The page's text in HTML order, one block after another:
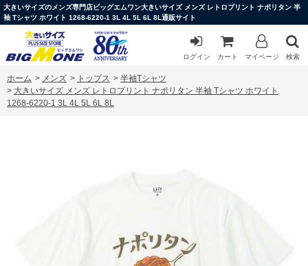
大きいサイズのメンズ専門店ビッグエムワン大きいサイズ メンズ レトロプリント ナポリタン 半
袖 Tシャツ ホワイト 1268-6220-1 3L 4L 5L 6L 8L通販サイト
ログイン カート マイページ 検索
ホーム > メンズ > トップス > 半袖Tシャツ
> 大きいサイズ メンズ レトロプリント ナポリタン 半袖 Tシャツ ホワイト
1268-6220-1 3L 4L 5L 6L 8L